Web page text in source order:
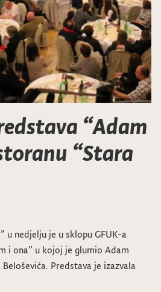
“Adam
“Stara
u nedjelju je u sklopu GFUK-a
i ona” u kojoj je glumio Adam
Predstava je izazvala